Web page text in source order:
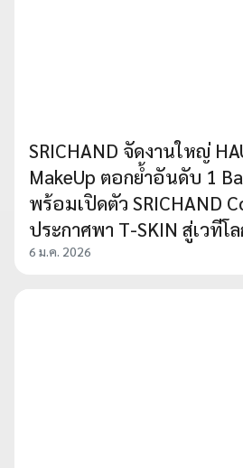
SRICHAND จัดงานใหญ่
MakeUp ตอกย้ำอันดับ 1
พร้อมเปิดตัว SRICHAND
ประกาศพา T-SKIN สู่เวทีโ
6 ม.ค. 2026